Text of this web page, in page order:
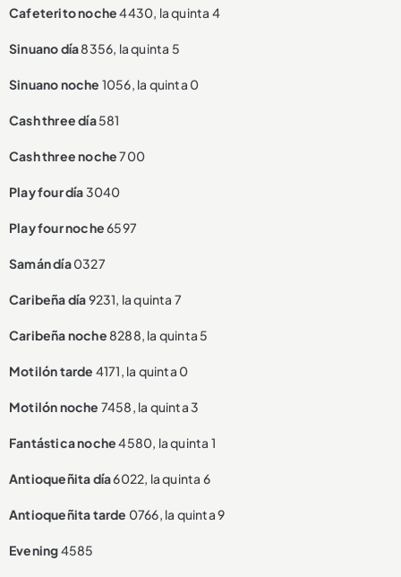
Cafeterito noche4430, la quinta 4
Sinuano día8356, la quinta 5
Sinuano noche 1056, la quinta 0
Cash three día581
Cash three noche700
Play four día 3040
Play four noche6597
Samán día0327
Caribeña día9231, la quinta 7
Caribeña noche 8288, la quinta 5
Motilón tarde 4171, la quinta 0
Motilón noche 7458, la quinta 3
Fantástica noche4580, la quinta 1
Antioqueñita día6022, la quinta 6
Antioqueñita tarde 0766, la quinta 9
Evening4585